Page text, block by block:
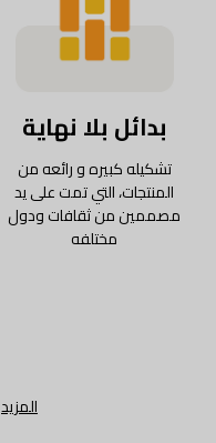
بدائل بلا نهاية
تشكيله كبيره و رائعه من
المنتجات، التي تمت على يد
مصممين من ثقافات ودول
مختلفه
المزيد